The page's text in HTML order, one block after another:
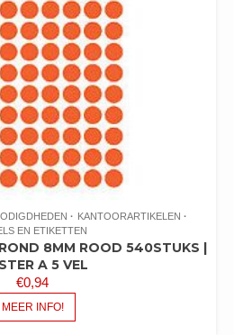
KANTOORARTIKELEN
EN ETIKETTEN
8MM ROOD 540STUKS |
A 5 VEL
€0,94
MEER INFO!